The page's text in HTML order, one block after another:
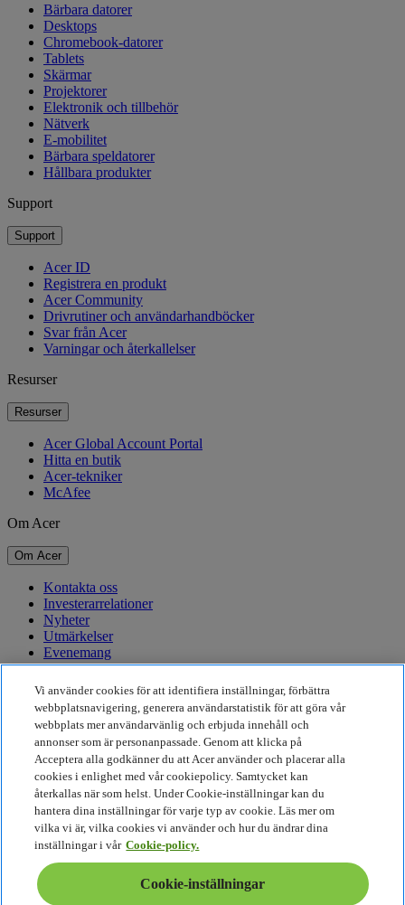
Bärbara datorer
Desktops
Chromebook-datorer
Tablets
Skärmar
Projektorer
Elektronik och tillbehör
Nätverk
E-mobilitet
Bärbara speldatorer
Hållbara produkter
Support
Support
Acer ID
Registrera en produkt
Acer Community
Drivrutiner och användarhandböcker
Svar från Acer
Varningar och återkallelser
Resurser
Resurser
Acer Global Account Portal
Hitta en butik
Acer-tekniker
McAfee
Om Acer
Om Acer
Kontakta oss
Investerarrelationer
Nyheter
Utmärkelser
Evenemang
Hållbarhet
Hållbarhet
Företagets sociala ansvar
Produktens koldioxidutsläpp
Project Humanity
Earthion
Integritetspolicy
Cookiepolicy
Juridisk information
Ytterligare juridisk information
Tillgänglighetspolicy
Vi använder cookies för att identifiera inställningar, förbättra
webbplatsnavigering, generera användarstatistik för att göra vår
webbplats mer användarvänlig och erbjuda innehåll och
annonser som är personanpassade. Genom att klicka på
Acceptera alla godkänner du att Acer använder och placerar alla
cookies i enlighet med vår cookiepolicy. Samtycket kan
återkallas när som helst. Under Cookie-inställningar kan du
hantera dina inställningar för varje typ av cookie. Läs mer om
vilka vi är, vilka cookies vi använder och hur du ändrar dina
inställningar i vår Cookie-policy.
Cookie-inställningar